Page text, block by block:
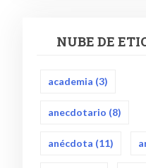
NUBE DE
academia (3)
anecdotario (8)
anécdota (11)